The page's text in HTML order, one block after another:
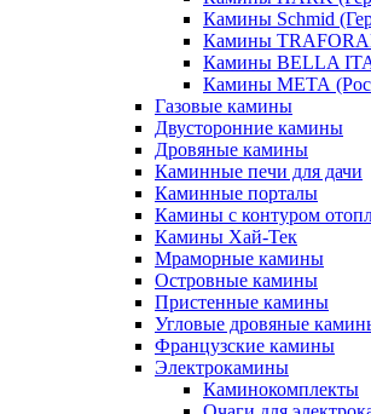
Камины Schmid
Камины
Камины BELLA
Камины МЕТА
Газовые камины
Двусторонние камины
Дровяные камины
Каминные печи для дачи
Каминные порталы
Камины с контуром
Камины Хай-Тек
Мраморные камины
Островные камины
Пристенные камины
Угловые дровяные
Французские камины
Электрокамины
Каминокомплекты